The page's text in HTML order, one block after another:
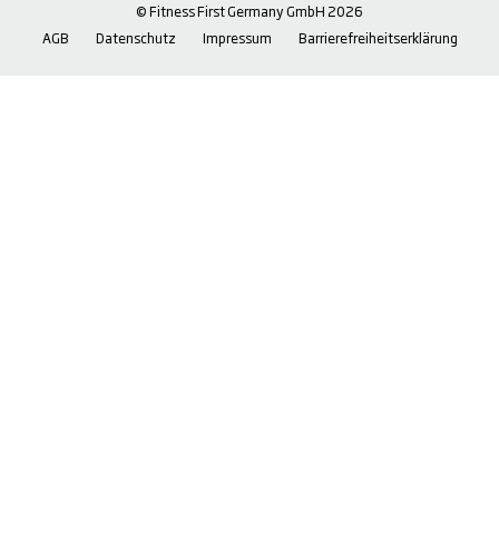
© Fitness First Germany GmbH 2026
AGB
Datenschutz Impressum Barrierefreiheitserklärung